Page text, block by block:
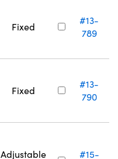
Fixed
#13-
789
Fixed
#13-
790
Adjustable
#15-